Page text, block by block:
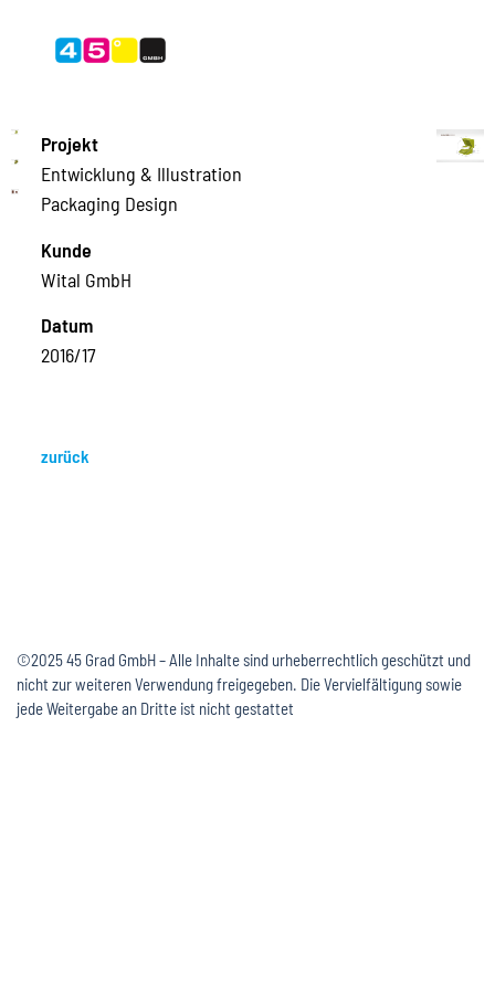
Projekt
Entwicklung & Illustration
Packaging Design
Kunde
Wital GmbH
Datum
2016/17
zurück
©2025 45 Grad GmbH – Alle Inhalte sind urheberrechtlich geschützt und
nicht zur weiteren Verwendung freigegeben. Die Vervielfältigung sowie
jede Weitergabe an Dritte ist nicht gestattet